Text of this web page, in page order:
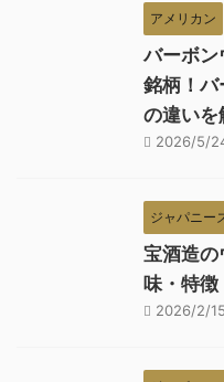
アメリカン
バーボン
銘柄！バ
の違いを
2026/5/
ジャパニー
宝酒造の
味・特徴
2026/2/15